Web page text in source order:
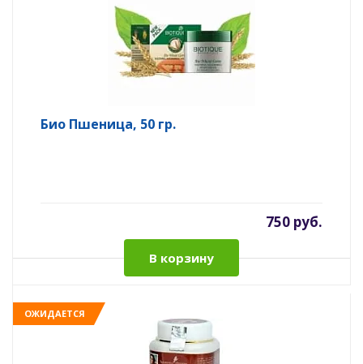
Био Пшеница, 50 гр.
750 руб.
В корзину
ОЖИДАЕТСЯ